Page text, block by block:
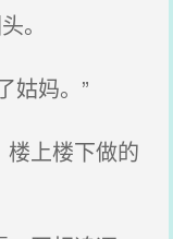
。
姑妈。”
上楼下做的